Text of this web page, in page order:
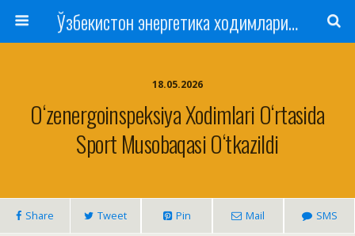
Ўзбекистон энергетика ходимлари касаба уюшмаси
18.05.2026
Oʻzenergoinspeksiya Xodimlari O‘rtasida
Sport Musobaqasi O‘tkazildi
Share Tweet Pin Mail SMS